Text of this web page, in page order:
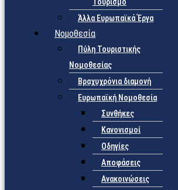
Άλλα Ευρωπαϊκά Έργα
Νομοθεσία
Πύλη Τουριστικής
Νομοθεσίας
Βραχυχρόνια διαμονή
Ευρωπαϊκή Νομοθεσία
Συνθήκες
Κανονισμοί
Οδηγίες
Αποφάσεις
Ανακοινώσεις